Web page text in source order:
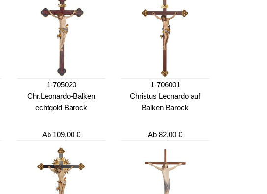
1-705020
Chr.Leonardo-Balken
echtgold Barock
Ab 109,00 €
1-706001
Christus Leonardo auf
Balken Barock
Ab 82,00 €